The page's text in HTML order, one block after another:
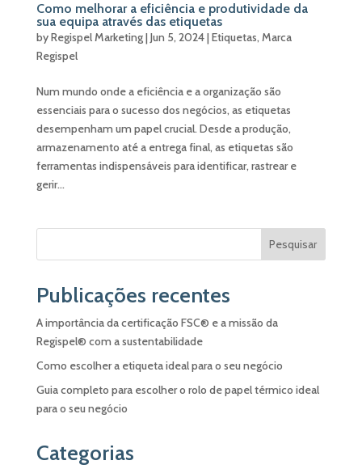
Como melhorar a eficiência e produtividade da
sua equipa através das etiquetas
byRegispel Marketing|Jun 5, 2024|Etiquetas,Marca
Regispel
Num mundo onde a eficiência e a organização são
essenciais para o sucesso dos negócios, as etiquetas
desempenham um papel crucial. Desde a produção,
armazenamento até a entrega final, as etiquetas são
ferramentas indispensáveis para identificar, rastrear e
gerir...
Pesquisar
Publicações recentes
A importância da certificação FSC® e a missão da
Regispel® com a sustentabilidade
Como escolher a etiqueta ideal para o seu negócio
Guia completo para escolher o rolo de papel térmico ideal
para o seu negócio
Categorias